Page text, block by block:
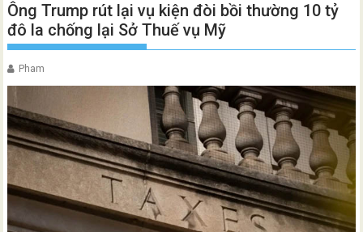
Ông Trump rút lại vụ kiện đòi bồi thường 10 tỷ
đô la chống lại Sở Thuế vụ Mỹ
Pham